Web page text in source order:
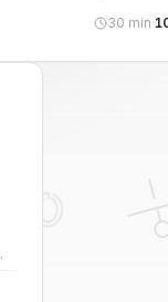
30 min